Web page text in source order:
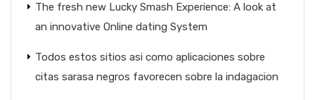
The fresh new Lucky Smash Experience: A look at
an innovative Online dating System
Todos estos sitios asi­ como aplicaciones sobre
citas sarasa negros favorecen sobre la indagacion